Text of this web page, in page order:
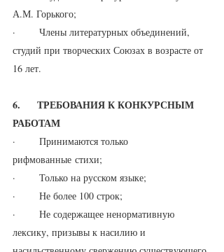
А.М. Горького;
·       Члены литературных объединений,
студий при творческих Союзах в возрасте от
16 лет.
6.     ТРЕБОВАНИЯ К КОНКУРСНЫМ
РАБОТАМ
·       Принимаются только
рифмованные стихи;
·       Только на русском языке;
·       Не более 100 строк;
·       Не содержащее ненормативную
лексику, призывы к насилию и